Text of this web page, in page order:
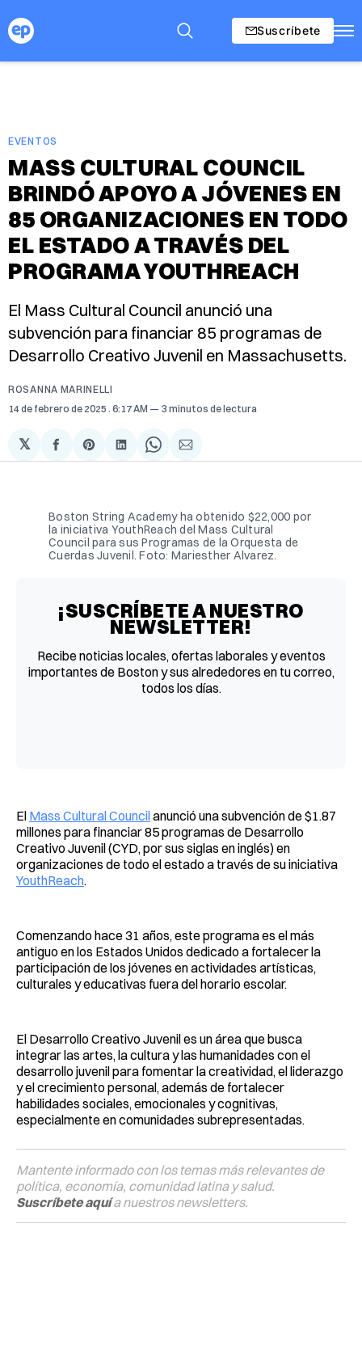
Suscríbete
EVENTOS
MASS CULTURAL COUNCIL
BRINDÓ APOYO A JÓVENES EN
85 ORGANIZACIONES EN TODO
EL ESTADO A TRAVÉS DEL
PROGRAMA YOUTHREACH
El Mass Cultural Council anunció una
subvención para financiar 85 programas de
Desarrollo Creativo Juvenil en Massachusetts.
ROSANNA MARINELLI
14 de febrero de 2025 . 6:17 AM 3 minutos de lectura
𝕏
Compartir
en
Share
on
Compartir
en
Share
on
Compartir
via
Boston String Academy ha obtenido $22,000 por
la iniciativa YouthReach del Mass Cultural
Council para sus Programas de la Orquesta de
Cuerdas Juvenil. Foto: Mariesther Alvarez.
¡SUSCRÍBETE A NUESTRO
NEWSLETTER!
Recibe noticias locales, ofertas laborales y eventos
importantes de Boston y sus alrededores en tu correo,
todos los días.
El Mass Cultural Councilanunció una subvención de $1.87
millones para financiar 85 programas de Desarrollo
Creativo Juvenil (CYD, por sus siglas en inglés) en
organizaciones de todo el estado a través de su iniciativa
YouthReach.
Comenzando hace 31 años, este programa es el más
antiguo en los Estados Unidos dedicado a fortalecer la
participación de los jóvenes en actividades artísticas,
culturales y educativas fuera del horario escolar.
El Desarrollo Creativo Juvenil es un área que busca
integrar las artes, la cultura y las humanidades con el
desarrollo juvenil para fomentar la creatividad, el liderazgo
y el crecimiento personal, además de fortalecer
habilidades sociales, emocionales y cognitivas,
especialmente en comunidades subrepresentadas.
Mantente informado con los temas más relevantes de
política, economía, comunidad latina y salud.
Suscríbete aquía nuestros newsletters.